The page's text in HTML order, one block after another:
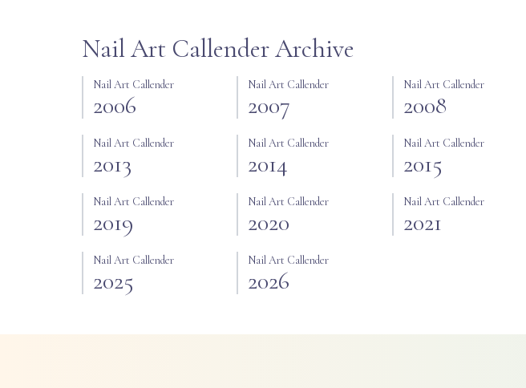
Nail Art Callender Archive
Nail Art Callender
2006
Nail Art Callender
2007
Nail Art Callender
2008
Nail Art Callender
2013
Nail Art Callender
2014
Nail Art Callender
2015
Nail Art Callender
2019
Nail Art Callender
2020
Nail Art Callender
2021
Nail Art Callender
2025
Nail Art Callender
2026